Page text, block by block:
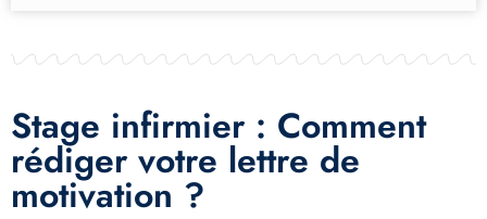
Stage infirmier : Comment
rédiger votre lettre de
motivation ?